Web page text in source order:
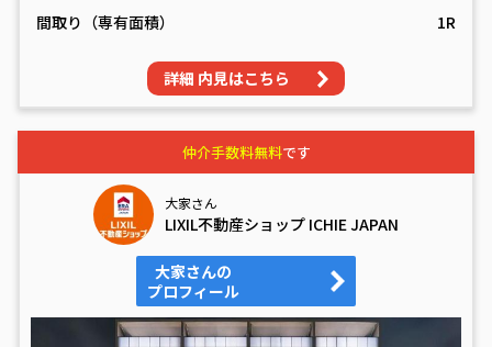
間取り（専有面積）
1R
詳細 内見はこちら
仲介手数料無料です
大家さん
LIXIL不動産ショップ ICHIE JAPAN
大家さんの
プロフィール